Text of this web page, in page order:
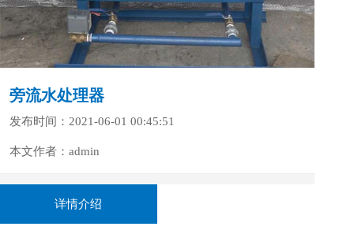
旁流水处理器
发布时间：2021-06-01 00:45:51
本文作者：admin
详情介绍